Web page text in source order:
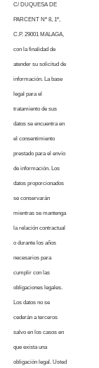
C/ DUQUESA DE
PARCENT Nº 8, 1º,
C.P. 29001 MALAGA,
con la finalidad de
atender su solicitud de
información. La base
legal para el
tratamiento de sus
datos se encuentra en
el consentimiento
prestado para el envío
de información. Los
datos proporcionados
se conservarán
mientras se mantenga
la relación contractual
o durante los años
necesarios para
cumplir con las
obligaciones legales.
Los datos no se
cederán a terceros
salvo en los casos en
que exista una
obligación legal. Usted